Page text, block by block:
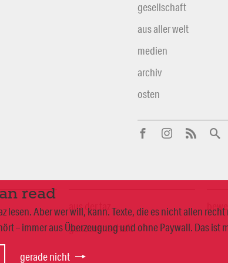
read
lesen. Aber wer will, kann. Texte, die es nicht allen
– immer aus Überzeugung und ohne Paywall. Das ist
gerade nicht
gesellschaft
aus aller welt
medien
archiv
osten
aus der taz
genossenschaft